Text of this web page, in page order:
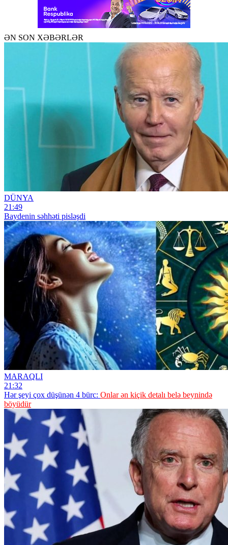
ƏN SON XƏBƏRLƏR
DÜNYA
21:49
Baydenin səhhəti pisləşdi
MARAQLI
21:32
Hər şeyi çox düşünən 4 bürc: Onlar ən kiçik detalı belə beynində
böyüdür